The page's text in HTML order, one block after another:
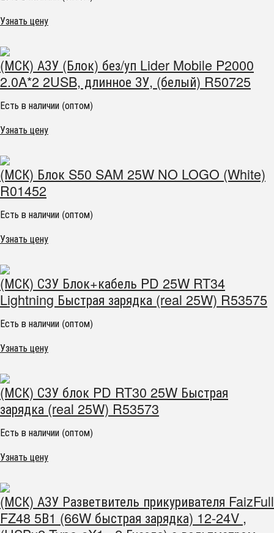
Узнать цену
(МСК) АЗУ (Блок) без/уп Lider Mobile P2000
2.0A*2 2USB, длинное ЗУ, (белый) R50725
Есть в наличии (оптом)
Узнать цену
(МСК) Блок S50 SAM 25W NO LOGO (White)
R01452
Есть в наличии (оптом)
Узнать цену
(МСК) СЗУ Блок+кабель PD 25W RT34
Lightning Быстрая зарядка (real 25W) R53575
Есть в наличии (оптом)
Узнать цену
(МСК) СЗУ блок PD RT30 25W Быстрая
зарядка (real 25W) R53573
Есть в наличии (оптом)
Узнать цену
(МСК) АЗУ Разветвитель прикуривателя FaizFull
FZ48 5В1 (66W быстрая зарядка) 12-24V ,